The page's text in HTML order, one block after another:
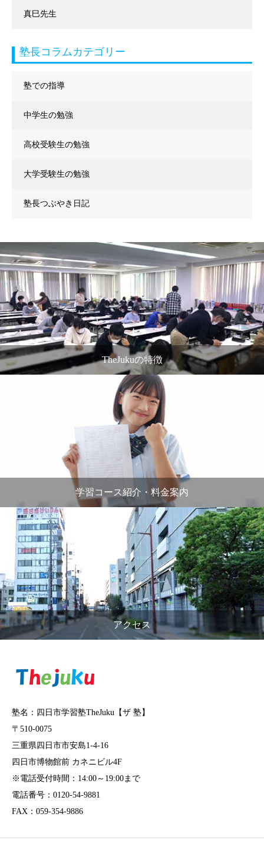
真巳先生
塾長コラムカテゴリー
塾での指導
中学生の勉強
高校受験生の勉強
大学受験生の勉強
塾長つぶやき日記
TheJukuの特徴
学習コース紹介・料金案内
アクセス
塾名：四日市学習塾TheJuku【ザ 塾】
〒510-0075
三重県四日市市安島1-4-16
四日市博物館前 カネニビル4F
※電話受付時間：14:00～19:00まで
電話番号：0120-54-9881
FAX：059-354-9886